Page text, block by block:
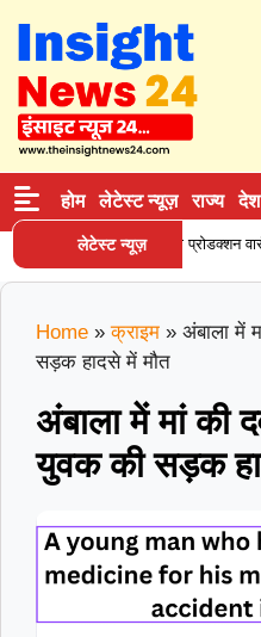
होम लेटेस्ट न्यूज़ राज्य देश
लेटेस्ट न्यूज़
करने वाले आरोपी को प्रोडक्शन वारंट
Home » क्राइम »अंबाला में
सड़क हादसे में मौत
अंबाला में मां की
युवक की सड़क